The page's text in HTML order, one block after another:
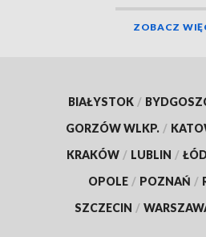
ZOBACZ
BIAŁYSTOK /
GORZÓW WLKP. /
KRAKÓW / LUBLIN /
OPOLE / POZNAŃ /
SZCZECIN /